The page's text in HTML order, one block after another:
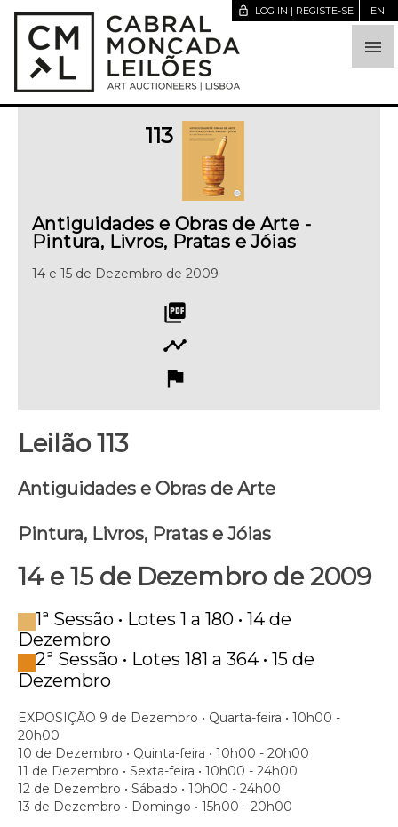

lock_open LOG IN | REGISTE-SE EN
113
Antiguidades e Obras de Arte -
Pintura, Livros, Pratas e Jóias
14 e 15 de Dezembro de 2009
picture_as_pdf
timeline
flag
Leilão 113
Antiguidades e Obras de Arte
Pintura, Livros, Pratas e Jóias
14 e 15 de Dezembro de 2009
1ª Sessão • Lotes 1 a 180 • 14 de
Dezembro
2ª Sessão • Lotes 181 a 364 • 15 de
Dezembro
EXPOSIÇÃO 9 de Dezembro • Quarta-feira • 10h00 -
20h00
10 de Dezembro • Quinta-feira • 10h00 - 20h00
11 de Dezembro • Sexta-feira • 10h00 - 24h00
12 de Dezembro • Sábado • 10h00 - 24h00
13 de Dezembro • Domingo • 15h00 - 20h00